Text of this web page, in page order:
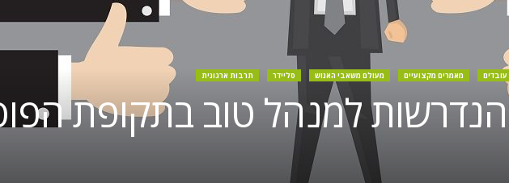
מאמרים מקצועיים מעולם משאבי האנוש סליידר תרבות ארגונית
הנדרשות למנהל טוב בתקופת